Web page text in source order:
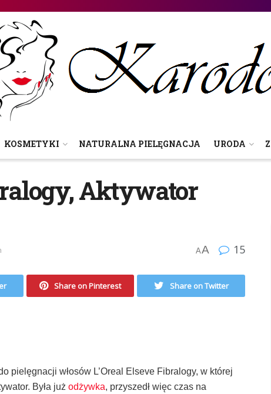
KOSMETYKI NATURALNA PIELĘGNACJA URODA
Aktywator
AA 15
Share on Pinterest Share on Twitter
pielęgnacji włosów L’Oreal Elseve Fibralogy, w której
Była już odżywka, przyszedł więc czas na